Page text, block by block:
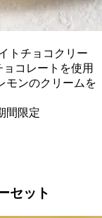
トチョコクリー
コレートを使用
モンのクリームを
間限定
セット